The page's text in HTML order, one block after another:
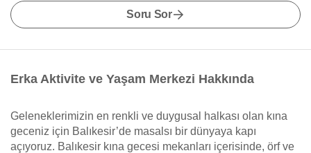
Soru Sor
Erka Aktivite ve Yaşam Merkezi Hakkında
Geleneklerimizin en renkli ve duygusal halkası olan kına
geceniz için Balıkesir’de masalsı bir dünyaya kapı
açıyoruz. Balıkesir kına gecesi mekanları içerisinde, örf ve